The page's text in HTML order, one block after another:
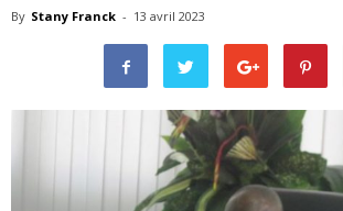
By Stany Franck - 13 avril 2023